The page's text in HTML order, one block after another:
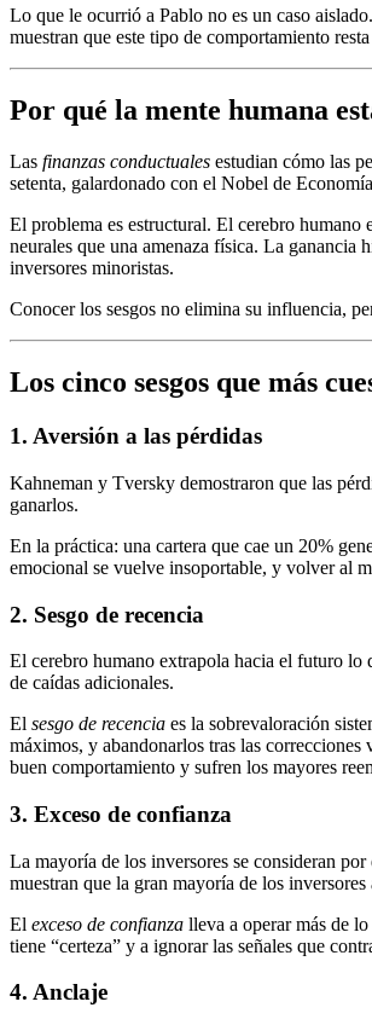
Lo que le ocurrió a Pablo no es un caso
muestran que este tipo de comportamiento
Por qué la mente humana
Las finanzas conductuales estudian cómo las
setenta, galardonado con el Nobel de
El problema es estructural. El cerebro humano
neurales que una amenaza física. La ganancia
inversores minoristas.
Conocer los sesgos no elimina su influencia,
Los cinco sesgos que más
1. Aversión a las pérdidas
Kahneman y Tversky demostraron que las
ganarlos.
En la práctica: una cartera que cae un 20%
emocional se vuelve insoportable, y volver al
2. Sesgo de recencia
El cerebro humano extrapola hacia el futuro lo
de caídas adicionales.
El sesgo de recencia es la sobrevaloración
máximos, y abandonarlos tras las
buen comportamiento y sufren los mayores
3. Exceso de confianza
La mayoría de los inversores se consideran
muestran que la gran mayoría de los
El exceso de confianza lleva a operar más de
tiene “certeza” y a ignorar las señales que
4. Anclaje